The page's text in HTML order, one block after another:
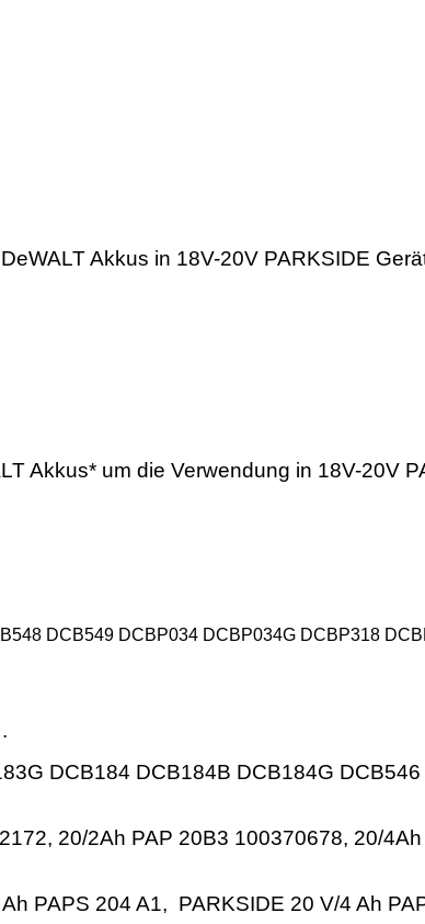
Akkus in 18V-20V PARKSIDE
Akkus* um die Verwendung in 18V-20V
DCB549 DCBP034 DCBP034G DCBP318
DCB184 DCB184B DCB184G
20/2Ah PAP 20B3 100370678, 20/
PAPS 204 A1, PARKSIDE 20 V/4 Ah